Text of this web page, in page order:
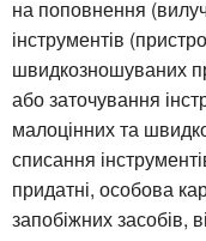
на поповнення
інструментів
швидкозношуваних
або заточування
малоцінних та
списання
придатні, особова
запобіжних засобів,